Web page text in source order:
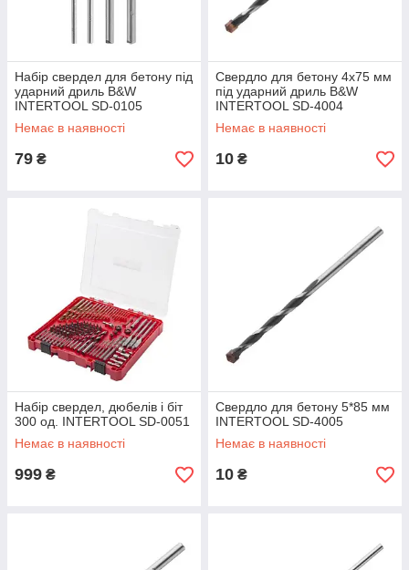
Набір свердел для бетону під
ударний дриль B&W
INTERTOOL SD-0105
Немає в наявності
79 ₴
Свердло для бетону 4x75 мм
під ударний дриль B&W
INTERTOOL SD-4004
Немає в наявності
10 ₴
Набір свердел, дюбелів і біт
300 од. INTERTOOL SD-0051
Немає в наявності
999 ₴
Свердло для бетону 5*85 мм
INTERTOOL SD-4005
Немає в наявності
10 ₴